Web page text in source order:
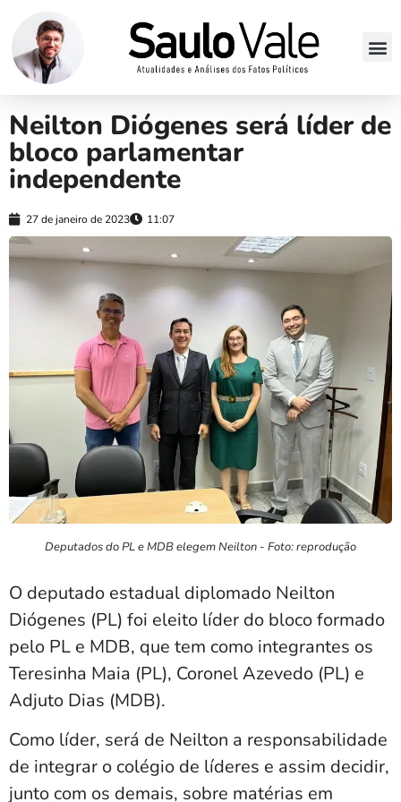
Neilton Diógenes será líder de
bloco parlamentar
independente
27 de janeiro de 2023 11:07
Deputados do PL e MDB elegem Neilton - Foto: reprodução
O deputado estadual diplomado Neilton
Diógenes (PL) foi eleito líder do bloco formado
pelo PL e MDB, que tem como integrantes os
Teresinha Maia (PL), Coronel Azevedo (PL) e
Adjuto Dias (MDB).
Como líder, será de Neilton a responsabilidade
de integrar o colégio de líderes e assim decidir,
junto com os demais, sobre matérias em